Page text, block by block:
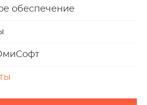
обеспечение